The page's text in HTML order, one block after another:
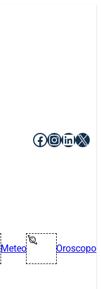
Facebook
X
Meteo Oroscopo